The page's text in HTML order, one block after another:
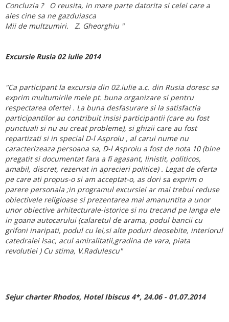
Concluzia ? O reusita, in mare parte datorita si celei care a
ales cine sa ne gazduiasca
Mii de multzumiri. Z. Gheorghiu "
Excursie Rusia 02 iulie 2014
"Ca participant la excursia din 02.iulie a.c. din Rusia doresc sa
exprim multumirile mele pt. buna organizare si pentru
respectarea ofertei . La buna desfasurare si la satisfactia
participantilor au contribuit insisi participantii (care au fost
punctuali si nu au creat probleme), si ghizii care au fost
repartizati si in special D-l Asproiu , al carui nume nu
caracterizeaza persoana sa, D-l Asproiu a fost de nota 10 (bine
pregatit si documentat fara a fi agasant, linistit, politicos,
amabil, discret, rezervat in aprecieri politice) . Legat de oferta
pe care ati propus-o si am acceptat-o, as dori sa exprim o
parere personala ;in programul excursiei ar mai trebui reduse
obiectivele religioase si prezentarea mai amanuntita a unor
unor obiective arhitecturale-istorice si nu trecand pe langa ele
in goana autocarului (calaretul de arama, podul bancii cu
grifoni inaripati, podul cu lei,si alte poduri deosebite, interiorul
catedralei Isac, acul amiralitatii,gradina de vara, piata
revolutiei ) Cu stima, V.Radulescu"
Sejur charter Rhodos, Hotel Ibiscus 4*, 24.06 - 01.07.2014